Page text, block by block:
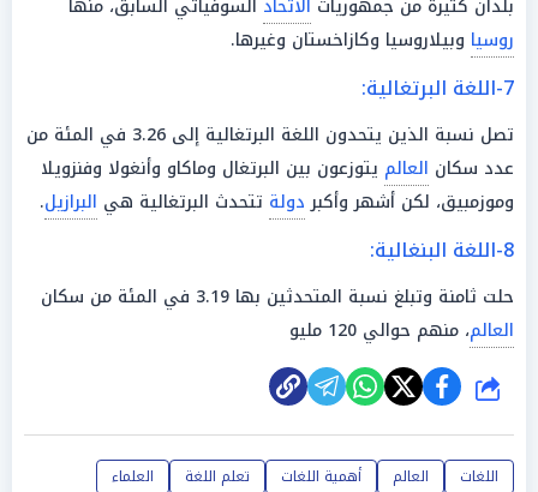
بلدان كثيرة من جمهوريات الاتحاد السوفياتي السابق، منها
روسيا وبيلاروسيا وكازاخستان وغيرها.
7-اللغة البرتغالية:
تصل نسبة الذين يتحدون اللغة البرتغالية إلى 3.26 في المئة من
عدد سكان العالم يتوزعون بين البرتغال وماكاو وأنغولا وفنزويلا
وموزمبيق، لكن أشهر وأكبردولة تتحدث البرتغالية هي البرازيل.
8-اللغة البنغالية:
حلت ثامنة وتبلغ نسبة المتحدثين بها 3.19 في المئة من سكان
العالم، منهم حوالي 120 مليو
شارك
اللغات العالم أهمية اللغات تعلم اللغة
العلماء